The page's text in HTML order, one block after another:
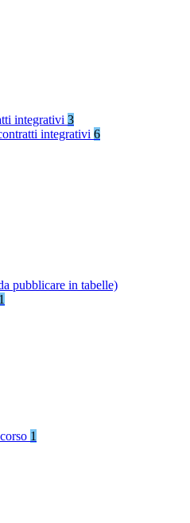
integrativi 3
integrativi 6
pubblicare in tabelle)
1
1